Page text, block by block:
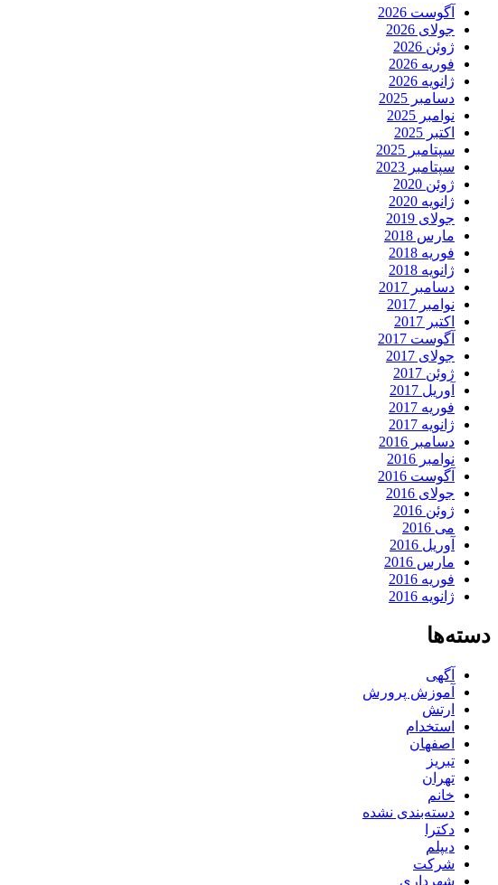
آگوست 2026
جولای 2026
ژوئن 2026
فوریه 2026
ژانویه 2026
دسامبر 2025
نوامبر 2025
اکتبر 2025
سپتامبر 2025
سپتامبر 2023
ژوئن 2020
ژانویه 2020
جولای 2019
مارس 2018
فوریه 2018
ژانویه 2018
دسامبر 2017
نوامبر 2017
اکتبر 2017
آگوست 2017
جولای 2017
ژوئن 2017
آوریل 2017
فوریه 2017
ژانویه 2017
دسامبر 2016
نوامبر 2016
آگوست 2016
جولای 2016
ژوئن 2016
می 2016
آوریل 2016
مارس 2016
فوریه 2016
ژانویه 2016
دسته‌ها
آگهی
آموزش پرورش
ارتش
استخدام
اصفهان
تبریز
تهران
خانم
دسته‌بندی نشده
دکترا
دیپلم
شرکت
شهرداری